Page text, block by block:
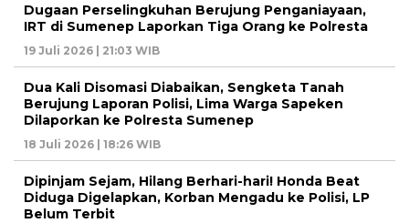
Dugaan Perselingkuhan Berujung Penganiayaan,
IRT di Sumenep Laporkan Tiga Orang ke Polresta
19 Juli 2026 | 21:03 WIB
Dua Kali Disomasi Diabaikan, Sengketa Tanah
Berujung Laporan Polisi, Lima Warga Sapeken
Dilaporkan ke Polresta Sumenep
18 Juli 2026 | 18:26 WIB
Dipinjam Sejam, Hilang Berhari-hari! Honda Beat
Diduga Digelapkan, Korban Mengadu ke Polisi, LP
Belum Terbit